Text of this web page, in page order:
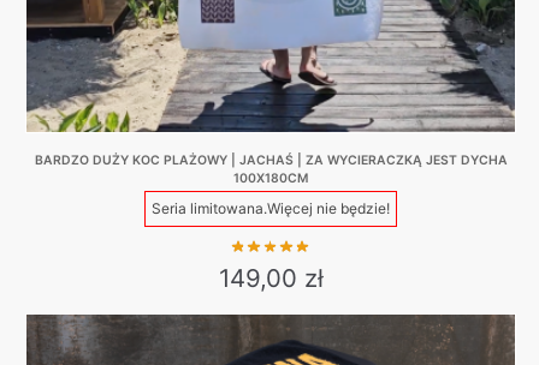
BARDZO DUŻY KOC PLAŻOWY | JACHAŚ | ZA WYCIERACZKĄ JEST DYCHA
100X180CM
Seria limitowana.Więcej nie będzie!
149,00 zł